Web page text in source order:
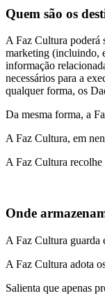
Quem são os
A Faz Cultura poderá
marketing (incluindo,
informação
necessários para a
qualquer forma, os
Da mesma forma, a
A Faz Cultura, em
A Faz Cultura recolhe
Onde
A Faz Cultura guarda
A Faz Cultura adota
Salienta que apenas